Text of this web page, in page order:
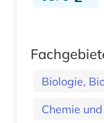
Biologie,
Chemie